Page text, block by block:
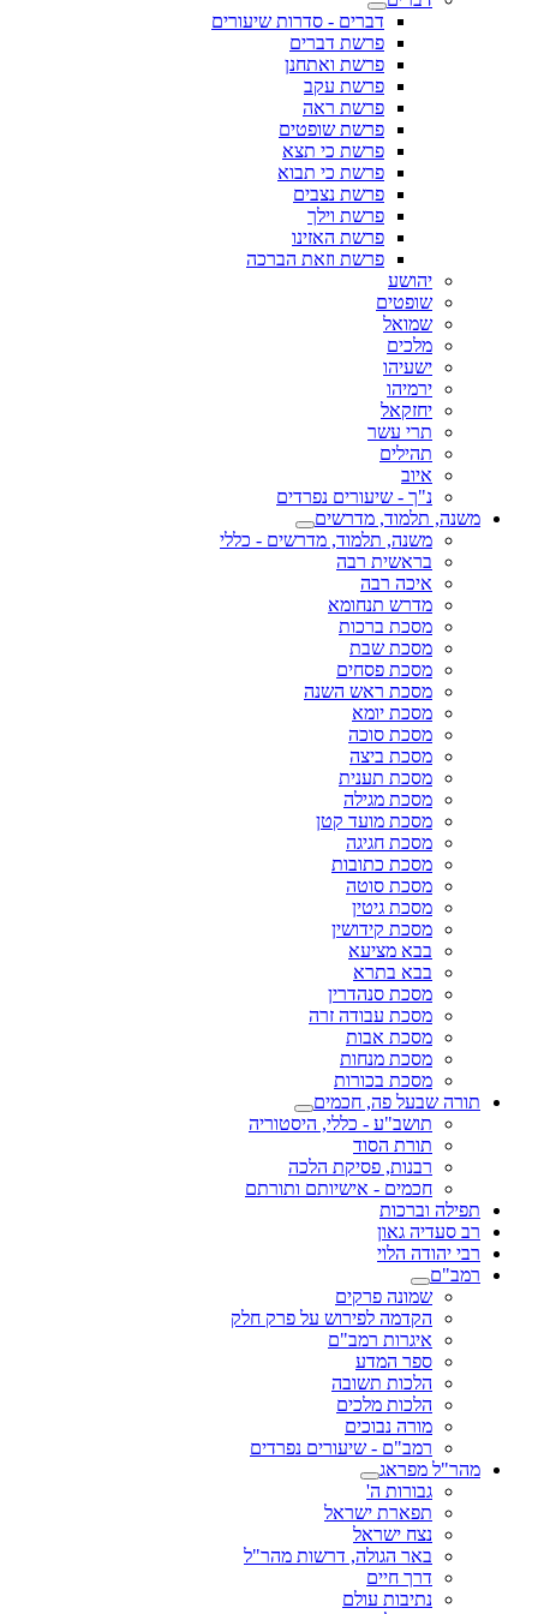
דברים - סדרות שיעורים
פרשת דברים
פרשת ואתחנן
פרשת עקב
פרשת ראה
פרשת שופטים
פרשת כי תצא
פרשת כי תבוא
פרשת נצבים
פרשת וילך
פרשת האזינו
פרשת וזאת הברכה
יהושע
שופטים
שמואל
מלכים
ישעיהו
ירמיהו
יחזקאל
תרי עשר
תהילים
איוב
נ"ך - שיעורים נפרדים
משנה, תלמוד, מדרשים
משנה, תלמוד, מדרשים - כללי
בראשית רבה
איכה רבה
מדרש תנחומא
מסכת ברכות
מסכת שבת
מסכת פסחים
מסכת ראש השנה
מסכת יומא
מסכת סוכה
מסכת ביצה
מסכת תענית
מסכת מגילה
מסכת מועד קטן
מסכת חגיגה
מסכת כתובות
מסכת סוטה
מסכת גיטין
מסכת קידושין
בבא מציעא
בבא בתרא
מסכת סנהדרין
מסכת עבודה זרה
מסכת אבות
מסכת מנחות
מסכת בכורות
תורה שבעל פה, חכמים
תושב"ע - כללי, היסטוריה
תורת הסוד
רבנות, פסיקת הלכה
חכמים - אישיותם ותורתם
תפילה וברכות
רב סעדיה גאון
רבי יהודה הלוי
רמב"ם
שמונה פרקים
הקדמה לפירוש על פרק חלק
איגרות רמב"ם
ספר המדע
הלכות תשובה
הלכות מלכים
מורה נבוכים
רמב"ם - שיעורים נפרדים
מהר"ל מפראג
גבורות ה'
תפארת ישראל
נצח ישראל
באר הגולה, דרשות מהר"ל
דרך חיים
נתיבות עולם